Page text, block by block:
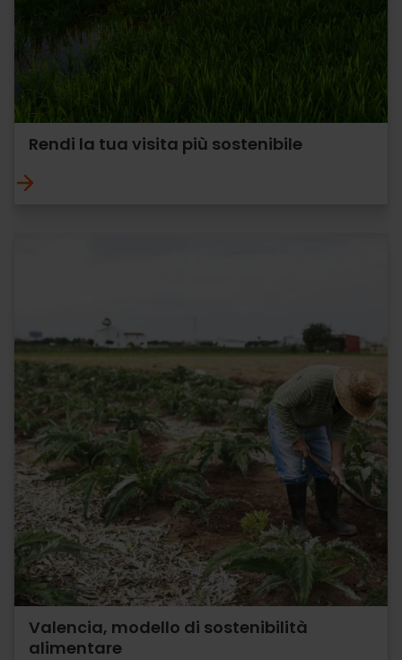
Rendi la tua visita più sostenibile
Valencia, modello di sostenibilità
alimentare